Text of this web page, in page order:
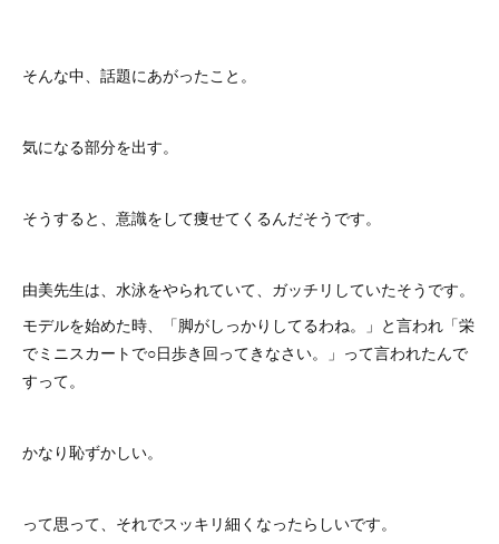
そんな中、話題にあがったこと。
気になる部分を出す。
そうすると、意識をして痩せてくるんだそうです。
由美先生は、水泳をやられていて、ガッチリしていたそうです。
モデルを始めた時、「脚がしっかりしてるわね。」と言われ「栄
でミニスカートで○日歩き回ってきなさい。」って言われたんで
すって。
かなり恥ずかしい。
って思って、それでスッキリ細くなったらしいです。